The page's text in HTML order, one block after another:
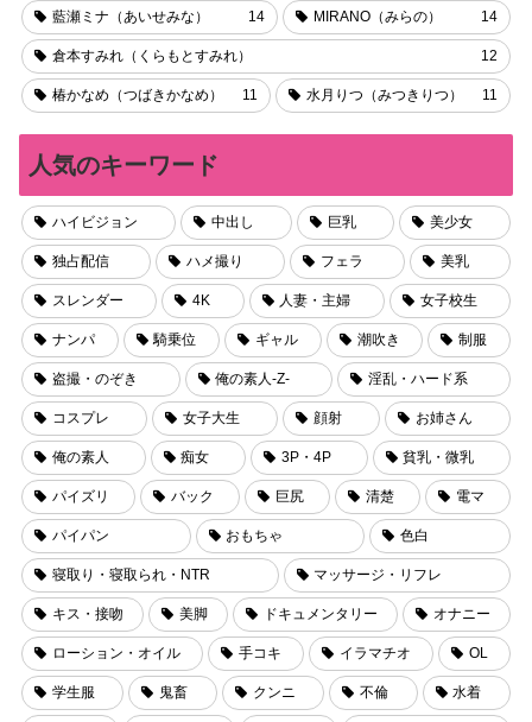
藍瀬ミナ（あいせみな） 14 MIRANO（みらの） 14
倉本すみれ（くらもとすみれ） 12
椿かなめ（つばきかなめ） 11 水月りつ（みつきりつ） 11
人気のキーワード
ハイビジョン 中出し 巨乳 美少女
独占配信 ハメ撮り フェラ 美乳
スレンダー 4K 人妻・主婦 女子校生
ナンパ 騎乗位 ギャル 潮吹き 制服
盗撮・のぞき 俺の素人-Z- 淫乱・ハード系
コスプレ 女子大生 顔射 お姉さん
俺の素人 痴女 3P・4P 貧乳・微乳
パイズリ バック 巨尻 清楚 電マ
パイパン おもちゃ 色白
寝取り・寝取られ・NTR マッサージ・リフレ
キス・接吻 美脚 ドキュメンタリー オナニー
ローション・オイル 手コキ イラマチオ OL
学生服 鬼畜 クンニ 不倫 水着